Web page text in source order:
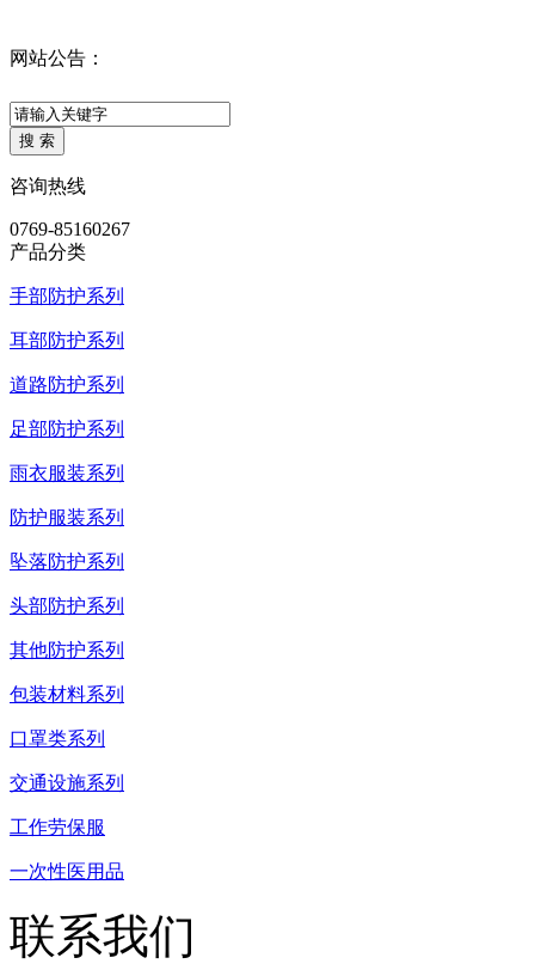
网站公告：
咨询热线
0769-85160267
产品分类
手部防护系列
耳部防护系列
道路防护系列
足部防护系列
雨衣服装系列
防护服装系列
坠落防护系列
头部防护系列
其他防护系列
包装材料系列
口罩类系列
交通设施系列
工作劳保服
一次性医用品
联系我们